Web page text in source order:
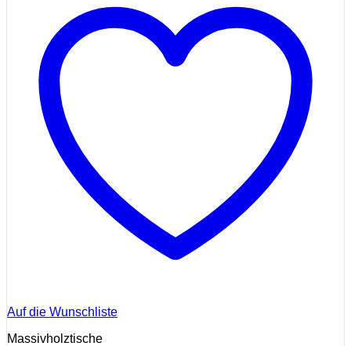
Auf die Wunschliste
Massivholztische